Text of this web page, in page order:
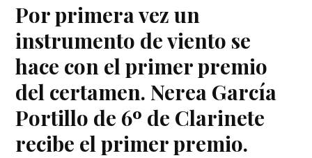
Por primera vez un
instrumento de viento se
hace con el primer premio
del certamen. Nerea García
Portillo de 6º de Clarinete
recibe el primer premio.